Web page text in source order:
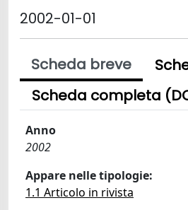
2002-01-01
Scheda breve
Scheda completa
Anno
2002
Appare nelle tipologie:
1.1 Articolo in rivista